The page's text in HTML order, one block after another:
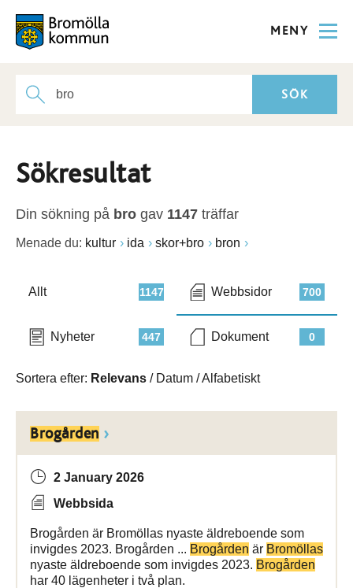
MENY
Sökresultat
Din sökning på bro gav 1147 träffar
Menade du: kultur ida skor+bro bron
1147
Allt 700
Webbsidor
447
Nyheter 0
Dokument
Sortera efter: Relevans / Datum /Alfabetiskt
Brogården
2 January 2026
Webbsida
Brogården är Bromöllas nyaste äldreboende som
invigdes 2023. Brogården ... Brogården är Bromöllas
nyaste äldreboende som invigdes 2023. Brogården
har 40 lägenheter i två plan.